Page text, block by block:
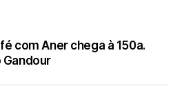
com Aner chega à 150a.
Gandour